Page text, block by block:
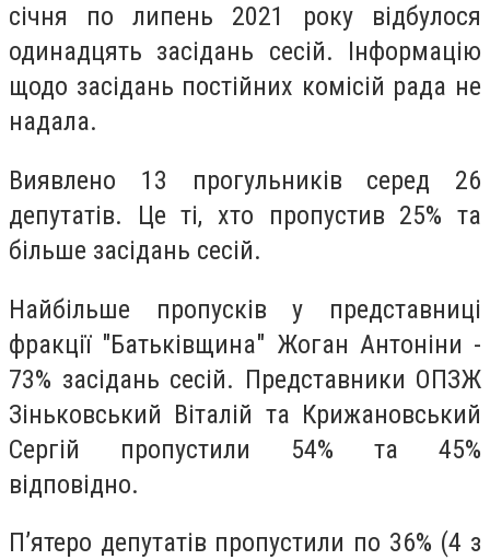
січня по липень 2021 року відбулося
одинадцять засідань сесій. Інформацію
щодо засідань постійних комісій рада не
надала.
Виявлено 13 прогульників серед 26
депутатів. Це ті, хто пропустив 25% та
більше засідань сесій.
Найбільше пропусків у представниці
фракції "Батьківщина" Жоган Антоніни -
73% засідань сесій. Представники ОПЗЖ
Зіньковський Віталій та Крижановський
Сергій пропустили 54% та 45%
відповідно.
П’ятеро депутатів пропустили по 36% (4 з